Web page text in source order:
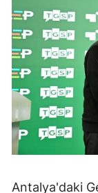
Antalya'daki